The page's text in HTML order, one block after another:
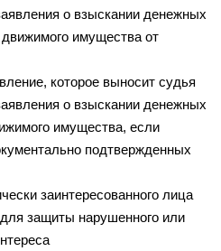
о взыскании денежных
имущества от
которое выносит судья
о взыскании денежных
имущества, если
подтвержденных
заинтересованного лица
защиты нарушенного или